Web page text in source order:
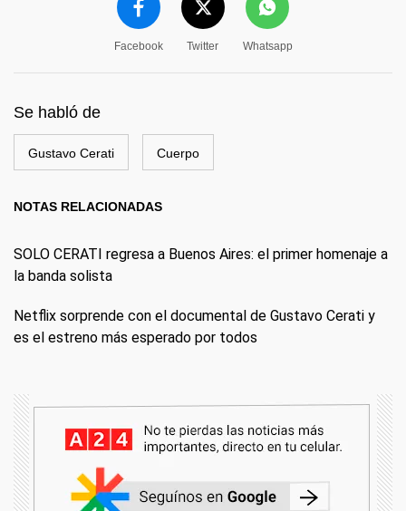
Facebook Twitter Whatsapp
Se habló de
Gustavo Cerati Cuerpo
NOTAS RELACIONADAS
SOLO CERATI regresa a Buenos Aires: el primer homenaje a
la banda solista
Netflix sorprende con el documental de Gustavo Cerati y
es el estreno más esperado por todos